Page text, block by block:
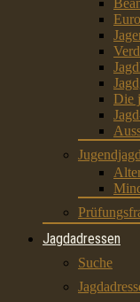
Die
Jagdadressen
Suche